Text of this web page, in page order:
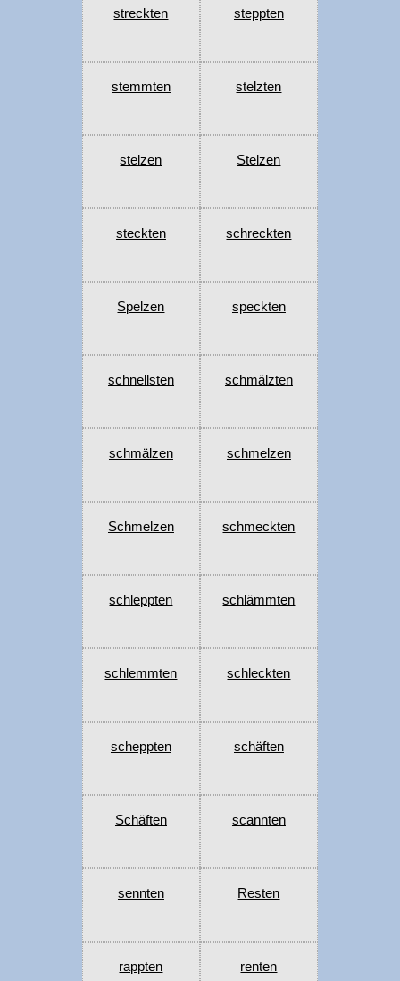
streckten steppten
stemmten stelzten
stelzen Stelzen
steckten schreckten
Spelzen speckten
schnellsten schmälzten
schmälzen schmelzen
Schmelzen schmeckten
schleppten schlämmten
schlemmten schleckten
scheppten schäften
Schäften scannten
sennten Resten
rappten renten